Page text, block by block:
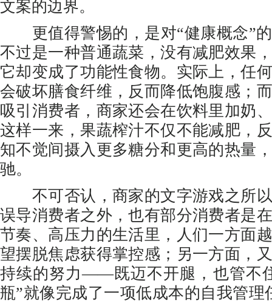
文案的边界。
更值得警惕的，是对“健康概念”的
不过是一种普通蔬菜，没有减肥效果
它却变成了功能性食物。实际上，任
会破坏膳食纤维，反而降低饱腹感；
吸引消费者，商家还会在饮料里加奶
这样一来，果蔬榨汁不仅不能减肥，
知不觉间摄入更多糖分和更高的热量
驰。
不可否认，商家的文字游戏之所以
误导消费者之外，也有部分消费者是
节奏、高压力的生活里，人们一方面
望摆脱焦虑获得掌控感；另一方面，
持续的努力——既迈不开腿，也管不
瓶”就像完成了一项低成本的自我管理